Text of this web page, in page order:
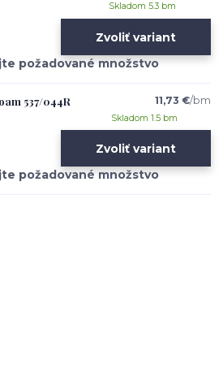
Skladom 5.3 bm
Zvoliť variant
537/044R 11,73 €/bm
Skladom 1.5 bm
Zvoliť variant